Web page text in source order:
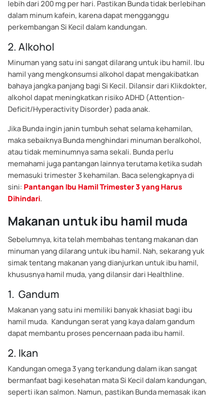
lebih dari 200 mg per hari. Pastikan Bunda tidak berlebihan
dalam minum kafein, karena dapat mengganggu
perkembangan Si Kecil dalam kandungan.
2. Alkohol
Minuman yang satu ini sangat dilarang untuk ibu hamil. Ibu
hamil yang mengkonsumsi alkohol dapat mengakibatkan
bahaya jangka panjang bagi Si Kecil. Dilansir dari Klikdokter,
alkohol dapat meningkatkan risiko ADHD (Attention-
Deficit/Hyperactivity Disorder) pada anak.
Jika Bunda ingin janin tumbuh sehat selama kehamilan,
maka sebaiknya Bunda menghindari minuman beralkohol,
atau tidak meminumnya sama sekali. Bunda perlu
memahami juga pantangan lainnya terutama ketika sudah
memasuki trimester 3 kehamilan. Baca selengkapnya di
sini: Pantangan Ibu Hamil Trimester 3 yang Harus
Dihindari.
Makanan untuk ibu hamil muda
Sebelumnya, kita telah membahas tentang makanan dan
minuman yang dilarang untuk ibu hamil. Nah, sekarang yuk
simak tentang makanan yang dianjurkan untuk ibu hamil,
khususnya hamil muda, yang dilansir dari Healthline.
1. Gandum
Makanan yang satu ini memiliki banyak khasiat bagi ibu
hamil muda. Kandungan serat yang kaya dalam gandum
dapat membantu proses pencernaan pada ibu hamil.
2. Ikan
Kandungan omega 3 yang terkandung dalam ikan sangat
bermanfaat bagi kesehatan mata Si Kecil dalam kandungan,
seperti ikan salmon. Namun, pastikan Bunda memasak ikan